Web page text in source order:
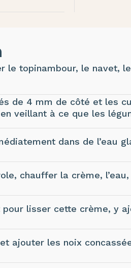
le topinambour, le navet,
de 4 mm de côté et les
veillant à ce que les
dans de l’eau
chauffer la crème,
pour lisser cette crème, y
ajouter les noix